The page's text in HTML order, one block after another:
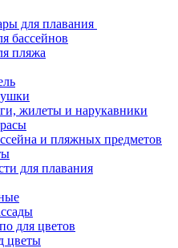
для плавания
бассейнов
пляжа
жилеты и нарукавники
и пляжных предметов
для плавания
для цветов
цветы